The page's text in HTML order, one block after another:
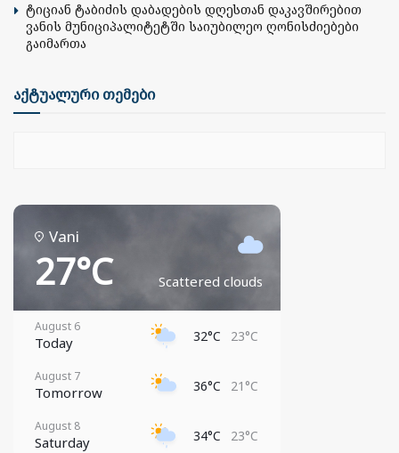
ტიციან ტაბიძის დაბადების დღესთან დაკავშირებით
ვანის მუნიციპალიტეტში საიუბილეო ღონისძიებები
გაიმართა
აქტუალური თემები
Vani
27°C Scattered clouds
August 6
Today 32°C 23°C
August 7
Tomorrow 36°C 21°C
August 8
Saturday 34°C 23°C